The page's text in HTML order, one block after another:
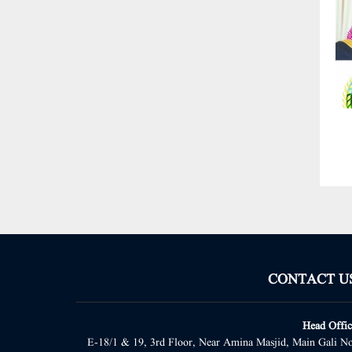
CONTACT
Head
E-18/1 & 19, 3rd Floor, Near Amina Masjid, Main Gali